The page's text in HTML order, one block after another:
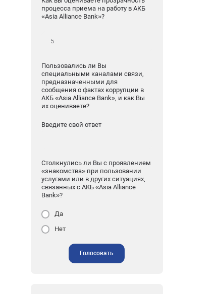
процесса приема на работу в АКБ
«Asia Alliance Bank»?
Пользовались ли Вы
специальными каналами связи,
предназначенными для
сообщения о фактах коррупции в
АКБ «Asia Alliance Bank», и как Вы
их оцениваете?
Введите свой ответ
Столкнулись ли Вы с проявлением
«знакомства» при пользовании
услугами или в других ситуациях,
связанных с АКБ «Asia Alliance
Bank»?
Да
Нет
Голосовать